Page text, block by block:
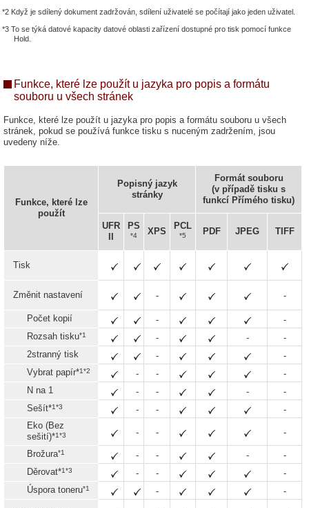
*2 Když je sdílený dokument zadržován, sdílení uživatelé se počítají jako jeden uživatel.
*3 To se týká datové kapacity datové oblasti zařízení dostupné pro tisk pomocí funkce
Hold.
Funkce, které lze použít u jazyka pro popis a formátu
souboru u všech stránek
Funkce, které lze použít u jazyka pro popis a formátu souboru u všech
stránek, pokud se používá funkce tisku s nuceným zadržením, jsou
uvedeny níže.
Funkce, které lze
použít
Popisný jazyk
stránky
Formát souboru
(v případě tisku s
funkcí Přímého tisku)
UFR
PS
*4 XPS
PCL
*5 PDF JPEG TIFF
Tisk
Změnit nastavení - -
Počet kopií -
-
Rozsah tisku*1 - -
-
2stranný tisk
-
-
Vybrat papír*1*2 - -
-
N na 1
- - -
-
Sešít*1*3 - -
-
Eko (Bez
sešití)*1*3 - - -
Brožura*1 - - -
-
Děrovat*1*3 - -
-
Úspora toneru*1 - -